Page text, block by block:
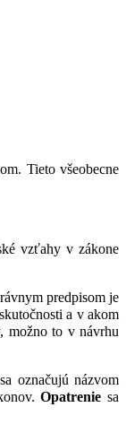
Tieto všeobecne
vzťahy v zákone
predpisom je
a v akom
možno to v návrhu
označujú názvom
Opatrenie sa